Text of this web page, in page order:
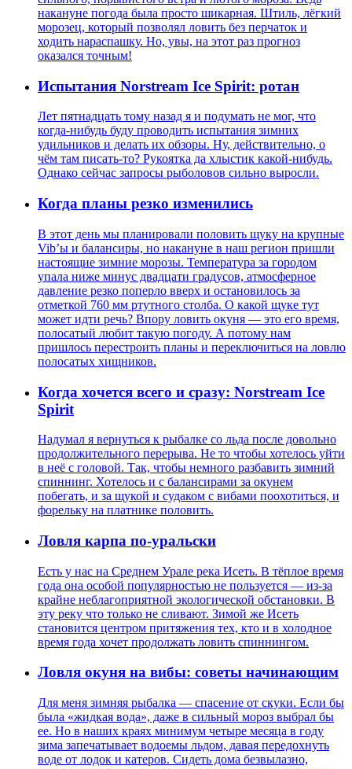
накануне погода была просто шикарная. Штиль, лёгкий
морозец, который позволял ловить без перчаток и
ходить нараспашку. Но, увы, на этот раз прогноз
оказался точным!
Испытания Norstream Ice Spirit: ротан
Лет пятнадцать тому назад я и подумать не мог, что
когда-нибудь буду проводить испытания зимних
удильников и делать их обзоры. Ну, действительно, о
чём там писать-то? Рукоятка да хлыстик какой-нибудь.
Однако сейчас запросы рыболовов сильно выросли.
Когда планы резко изменились
В этот день мы планировали половить щуку на крупные
Vib’ы и балансиры, но накануне в наш регион пришли
настоящие зимние морозы. Температура за городом
упала ниже минус двадцати градусов, атмосферное
давление резко поперло вверх и остановилось за
отметкой 760 мм ртутного столба. О какой щуке тут
может идти речь? Впору ловить окуня — это его время,
полосатый любит такую погоду. А потому нам
пришлось перестроить планы и переключиться на ловлю
полосатых хищников.
Когда хочется всего и сразу: Norstream Ice
Spirit
Надумал я вернуться к рыбалке со льда после довольно
продолжительного перерыва. Не то чтобы хотелось уйти
в неё с головой. Так, чтобы немного разбавить зимний
спиннинг. Хотелось и с балансирами за окунем
побегать, и за щукой и судаком с вибами поохотиться, и
форельку на платнике половить.
Ловля карпа по-уральски
Есть у нас на Среднем Урале река Исеть. В тёплое время
года она особой популярностью не пользуется — из-за
крайне неблагоприятной экологической обстановки. В
эту реку что только не сливают. Зимой же Исеть
становится центром притяжения тех, кто и в холодное
время года хочет продолжать ловить спиннингом.
Ловля окуня на вибы: советы начинающим
Для меня зимняя рыбалка — спасение от скуки. Если бы
была «жидкая вода», даже в сильный мороз выбрал бы
ее. Но в наших краях минимум четыре месяца в году
зима запечатывает водоемы льдом, давая передохнуть
воде от лодок и катеров. Сидеть дома безвылазно,